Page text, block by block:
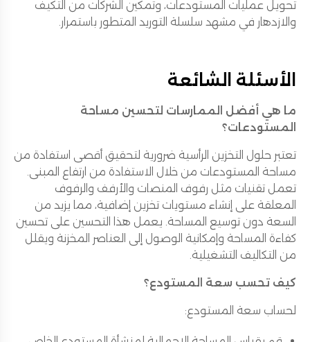
تحويل عمليات المستودعات، وتمكين الشركات من التكيف
والازدهار في مشهد سلسلة التوريد المتطور باستمرار.
الأسئلة الشائعة
ما هي أفضل الممارسات لتحسين مساحة
المستودعات؟
تعتبر حلول التخزين الرأسية ضرورية لتحقيق أقصى استفادة من
مساحة المستودعات من خلال الاستفادة من ارتفاع المبنى.
تعمل تقنيات مثل رفوف المنصات والأرفف والرفوف
المعلقة على إنشاء مستويات تخزين إضافية، مما يزيد من
السعة دون توسيع المساحة. يعمل هذا التحسين على تحسين
كفاءة المساحة وإمكانية الوصول إلى العناصر المخزنة ويقلل
من التكاليف التشغيلية.
كيف تحسب سعة المستودع؟
لحساب سعة المستودع: